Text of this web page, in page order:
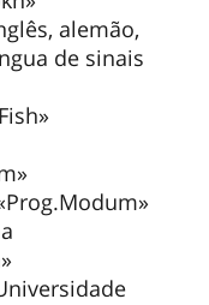
alemão,
de sinais